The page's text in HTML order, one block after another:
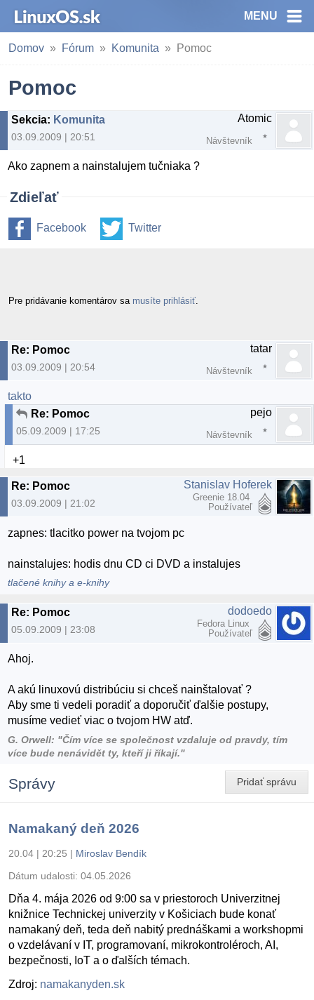
MENU
Domov Fórum Komunita Pomoc
Pomoc
Sekcia: Komunita
03.09.2009 | 20:51
Atomic
Návštevník
Ako zapnem a nainstalujem tučniaka ?
Zdieľať
Facebook Twitter
Pre pridávanie komentárov sa musíte prihlásiť
Re: Pomoc
03.09.2009 | 20:54
tatar
Návštevník
takto
Re: Pomoc
05.09.2009 | 17:25
pejo
Návštevník
+1
Re: Pomoc
03.09.2009 | 21:02
Stanislav Hoferek
Greenie 18.04
Používateľ
zapnes: tlacitko power na tvojom pc
nainstalujes: hodis dnu CD ci DVD a instalujes
tlačené knihy a e-knihy
Re: Pomoc
05.09.2009 | 23:08
dodoedo
Fedora Linux
Používateľ
Ahoj.
A akú linuxovú distribúciu si chceš nainštalovať ?
Aby sme ti vedeli poradiť a doporučiť ďalšie postupy,
musíme vedieť viac o tvojom HW atď.
G. Orwell: "Čím více se společnost vzdaluje od pravdy, tím
více bude nenávidět ty, kteří ji říkají."
Pridať správu
Správy
Namakaný deň 2026
20.04 | 20:25 | Miroslav Bendík
Dátum udalosti: 04.05.2026
Dňa 4. mája 2026 od 9:00 sa v priestoroch Univerzitnej
knižnice Technickej univerzity v Košiciach bude konať
namakaný deň, teda deň nabitý prednáškami a workshopmi
o vzdelávaní v IT, programovaní, mikrokontroléroch, AI,
bezpečnosti, IoT a o ďalších témach.
Zdroj: namakanyden.sk